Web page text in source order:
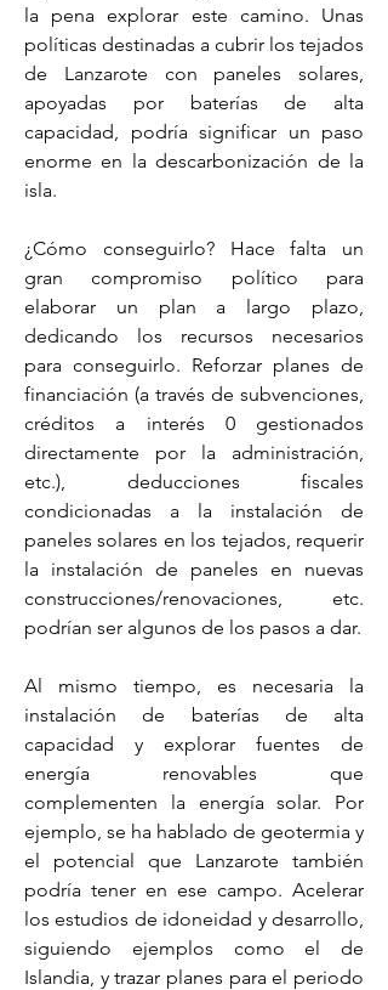
la pena explorar este camino. Unas
políticas destinadas a cubrir los tejados
de Lanzarote con paneles solares,
apoyadas por baterías de alta
capacidad, podría significar un paso
enorme en la descarbonización de la
isla.
¿Cómo conseguirlo? Hace falta un
gran compromiso político para
elaborar un plan a largo plazo,
dedicando los recursos necesarios
para conseguirlo. Reforzar planes de
financiación (a través de subvenciones,
créditos a interés 0 gestionados
directamente por la administración,
etc.), deducciones fiscales
condicionadas a la instalación de
paneles solares en los tejados, requerir
la instalación de paneles en nuevas
construcciones/renovaciones, etc.
podrían ser algunos de los pasos a dar.
Al mismo tiempo, es necesaria la
instalación de baterías de alta
capacidad y explorar fuentes de
energía renovables que
complementen la energía solar. Por
ejemplo, se ha hablado de geotermia y
el potencial que Lanzarote también
podría tener en ese campo. Acelerar
los estudios de idoneidad y desarrollo,
siguiendo ejemplos como el de
Islandia, y trazar planes para el periodo